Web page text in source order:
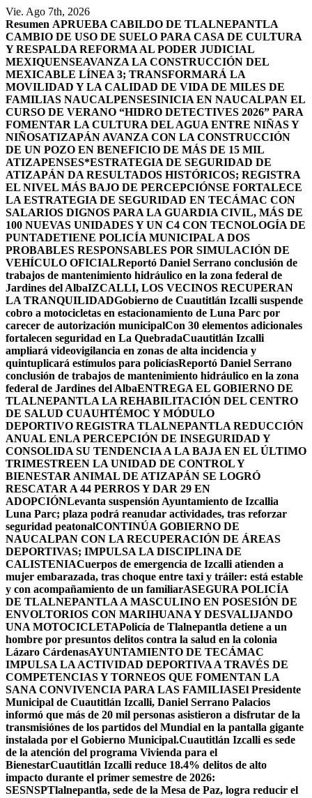
Saltar
al
contenido
Vie. Ago 7th, 2026
Resumen APRUEBA CABILDO DE TLALNEPANTLA
CAMBIO DE USO DE SUELO PARA CASA DE CULTURA
Y RESPALDA REFORMA AL PODER JUDICIAL
MEXIQUENSEAVANZA LA CONSTRUCCIÓN DEL
MEXICABLE LÍNEA 3; TRANSFORMARÁ LA
MOVILIDAD Y LA CALIDAD DE VIDA DE MILES DE
FAMILIAS NAUCALPENSESINICIA EN NAUCALPAN EL
CURSO DE VERANO “HIDRO DETECTIVES 2026” PARA
FOMENTAR LA CULTURA DEL AGUA ENTRE NIÑAS Y
NIÑOSATIZAPÁN AVANZA CON LA CONSTRUCCIÓN
DE UN POZO EN BENEFICIO DE MÁS DE 15 MIL
ATIZAPENSES*ESTRATEGIA DE SEGURIDAD DE
ATIZAPÁN DA RESULTADOS HISTÓRICOS; REGISTRA
EL NIVEL MÁS BAJO DE PERCEPCIÓNSE FORTALECE
LA ESTRATEGIA DE SEGURIDAD EN TECÁMAC CON
SALARIOS DIGNOS PARA LA GUARDIA CIVIL, MÁS DE
100 NUEVAS UNIDADES Y UN C4 CON TECNOLOGÍA DE
PUNTADETIENE POLICÍA MUNICIPAL A DOS
PROBABLES RESPONSABLES POR SIMULACIÓN DE
VEHÍCULO OFICIALReportó Daniel Serrano conclusión de
trabajos de mantenimiento hidráulico en la zona federal de
Jardines del AlbaIZCALLI, LOS VECINOS RECUPERAN
LA TRANQUILIDADGobierno de Cuautitlán Izcalli suspende
cobro a motocicletas en estacionamiento de Luna Parc por
carecer de autorización municipalCon 30 elementos adicionales
fortalecen seguridad en La QuebradaCuautitlán Izcalli
ampliará videovigilancia en zonas de alta incidencia y
quintuplicará estímulos para policíasReportó Daniel Serrano
conclusión de trabajos de mantenimiento hidráulico en la zona
federal de Jardines del AlbaENTREGA EL GOBIERNO DE
TLALNEPANTLA LA REHABILITACIÓN DEL CENTRO
DE SALUD CUAUHTÉMOC Y MÓDULO
DEPORTIVO REGISTRA TLALNEPANTLA REDUCCIÓN
ANUAL ENLA PERCEPCIÓN DE INSEGURIDAD Y
CONSOLIDA SU TENDENCIA A LA BAJA EN EL ÚLTIMO
TRIMESTREEN LA UNIDAD DE CONTROL Y
BIENESTAR ANIMAL DE ATIZAPÁN SE LOGRÓ
RESCATAR A 44 PERROS Y DAR 29 EN
ADOPCIÓNLevanta suspensión Ayuntamiento de Izcallia
Luna Parc; plaza podrá reanudar actividades, tras reforzar
seguridad peatonalCONTINÚA GOBIERNO DE
NAUCALPAN CON LA RECUPERACIÓN DE ÁREAS
DEPORTIVAS; IMPULSA LA DISCIPLINA DE
CALISTENIACuerpos de emergencia de Izcalli atienden a
mujer embarazada, tras choque entre taxi y tráiler: está estable
y con acompañamiento de un familiarASEGURA POLICÍA
DE TLALNEPANTLA A MASCULINO EN POSESIÓN DE
ENVOLTORIOS CON MARIHUANA Y DESVALIJANDO
UNA MOTOCICLETAPolicía de Tlalnepantla detiene a un
hombre por presuntos delitos contra la salud en la colonia
Lázaro CárdenasAYUNTAMIENTO DE TECÁMAC
IMPULSA LA ACTIVIDAD DEPORTIVA A TRAVÉS DE
COMPETENCIAS Y TORNEOS QUE FOMENTAN LA
SANA CONVIVENCIA PARA LAS FAMILIASEl Presidente
Municipal de Cuautitlán Izcalli, Daniel Serrano Palacios
informó que más de 20 mil personas asistieron a disfrutar de la
transmisiónes de los partidos del Mundial en la pantalla gigante
instalada por el Gobierno Municipal.Cuautitlán Izcalli es sede
de la atención del programa Vivienda para el
BienestarCuautitlán Izcalli reduce 18.4% delitos de alto
impacto durante el primer semestre de 2026:
SESNSPTlalnepantla, sede de la Mesa de Paz, logra reducir el